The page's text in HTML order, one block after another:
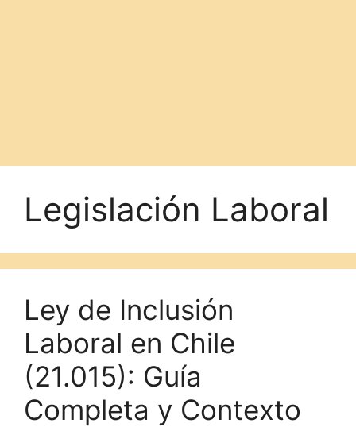
Legislación Laboral
Ley de Inclusión
Laboral en Chile
(21.015): Guía
Completa y Contexto